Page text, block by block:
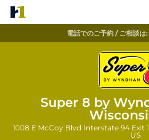
電話でのご予約 / ご相談は:
Super 8 by
1008 E McCoy Blvd Interstate 94 Exit
US